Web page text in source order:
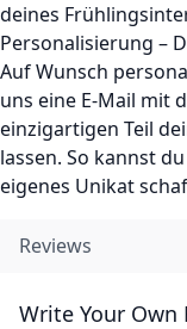
deines
Personalisierung –
Auf Wunsch
uns eine E-Mail mit
einzigartigen Teil
lassen. So kannst
eigenes Unikat
Reviews
Write Your Own